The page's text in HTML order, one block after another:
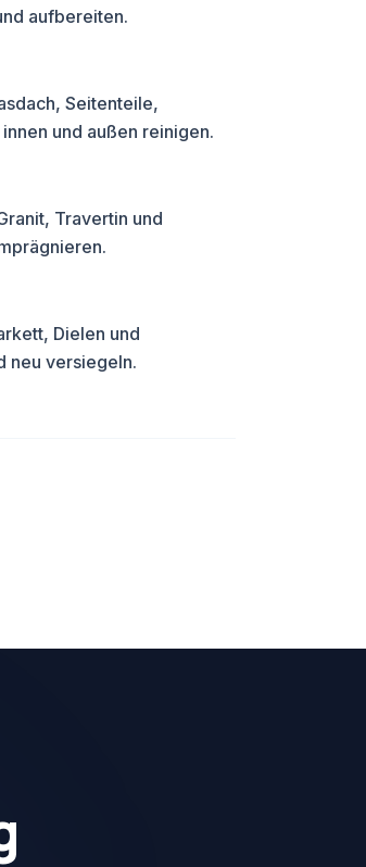
aufbereiten.
Seitenteile,
und außen reinigen.
Travertin und
Dielen und
neu versiegeln.